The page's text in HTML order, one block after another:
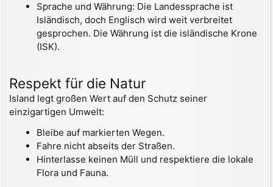
Sprache und Währung: Die Landessprache ist
Isländisch, doch Englisch wird weit verbreitet
gesprochen. Die Währung ist die isländische Krone
(ISK).
Respekt für die Natur
Island legt großen Wert auf den Schutz seiner
einzigartigen Umwelt:
Bleibe auf markierten Wegen.
Fahre nicht abseits der Straßen.
Hinterlasse keinen Müll und respektiere die lokale
Flora und Fauna.